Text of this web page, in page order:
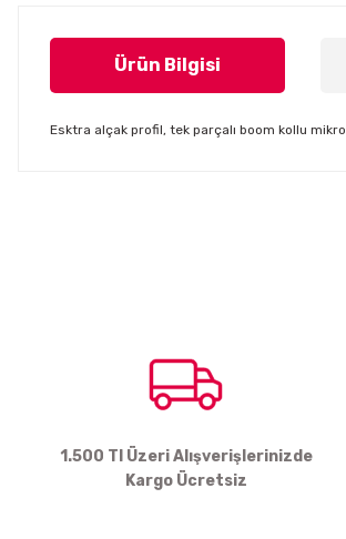
Ürün Bilgisi
Esktra alçak profil, tek parçalı boom kollu
Bu ürüne benzer farklı alternatifler olmalı.
1.500 Tl Üzeri Alışverişlerinizde
Kargo Ücretsiz